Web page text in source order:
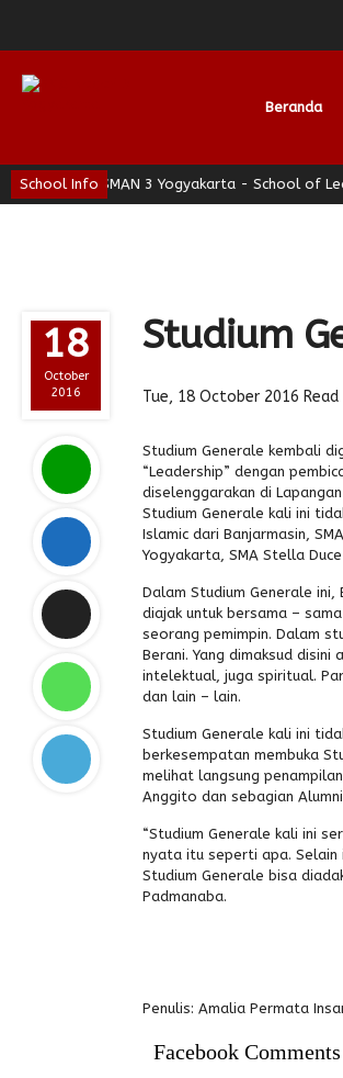
Beranda
School Info
SMAN 3 Yogyakarta - School of
18
October
2016
Studium
Tue, 18 October 2016
Studium Generale kembali
“Leadership” dengan
diselenggarakan di
Studium Generale kali ini
Islamic dari Banjarmasin,
Yogyakarta, SMA Stella
Dalam Studium Generale
diajak untuk bersama –
seorang pemimpin. Dalam
Berani. Yang dimaksud
intelektual, juga spiritual.
dan lain – lain.
Studium Generale kali ini
berkesempatan membuka
melihat langsung
Anggito dan sebagian
“Studium Generale kali ini
nyata itu seperti apa. Selain
Studium Generale bisa
Padmanaba.
Penulis: Amalia Permata
Facebook